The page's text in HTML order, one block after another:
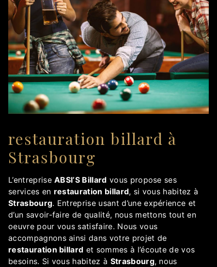
restauration billard à
Strasbourg
L’entrepriseABSI’S Billard vous propose ses
services en restauration billard, si vous habitez à
Strasbourg. Entreprise usant d’une expérience et
d’un savoir-faire de qualité, nous mettons tout en
oeuvre pour vous satisfaire. Nous vous
accompagnons ainsi dans votre projet de
restauration billard et sommes à l’écoute de vos
besoins. Si vous habitez à Strasbourg, nous